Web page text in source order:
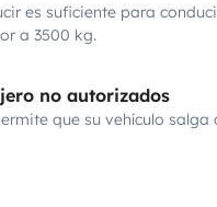
es suficiente para
a 3500 kg.
no autorizados
que su vehículo salga